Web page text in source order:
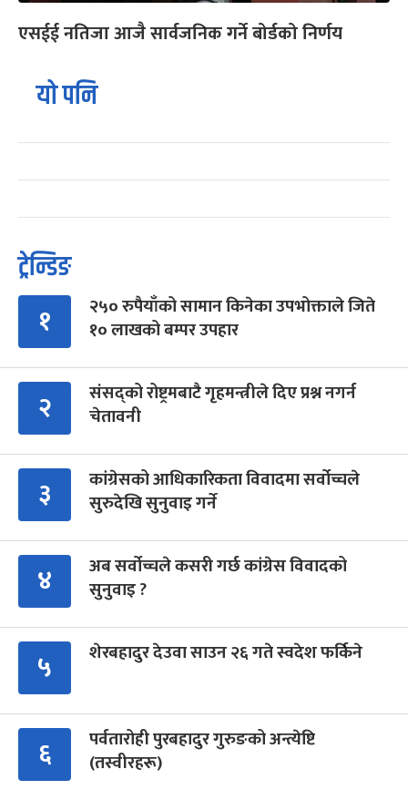
एसईई नतिजा आजै सार्वजनिक गर्ने बोर्डको निर्णय
यो पनि
ट्रेन्डिङ
१
२५० रुपैयाँको सामान किनेका उपभोक्ताले जिते
१० लाखको बम्पर उपहार
२
संसद्को रोष्ट्रमबाटै गृहमन्त्रीले दिए प्रश्न नगर्न
चेतावनी
३
कांग्रेसको आधिकारिकता विवादमा सर्वोच्चले
सुरुदेखि सुनुवाइ गर्ने
४
अब सर्वोच्चले कसरी गर्छ कांग्रेस विवादको
सुनुवाइ ?
५ शेरबहादुर देउवा साउन २६ गते स्वदेश फर्किने
६
पर्वतारोही पुरबहादुर गुरुङको अन्त्येष्टि
(तस्वीरहरू)